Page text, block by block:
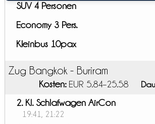
SUV 4 Personen
Economy 3 Pers.
Kleinbus 10pax
Zug Bangkok - Buriram
Kosten:EUR 5.84–25.58
2. Kl. Schlafwagen AirCon
19:41, 21:22